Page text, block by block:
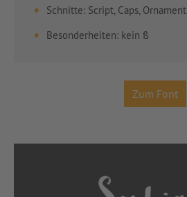
Schnitte: Script, Caps, Ornament
Besonderheiten: kein ß
Zum Font